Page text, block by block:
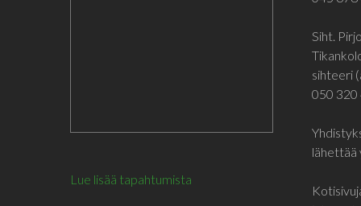
Lue lisää tapahtumista
Siht.
sihteeri
050 320
lähettää